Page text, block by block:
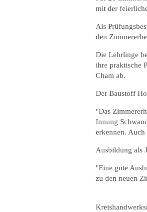
mit der
Als
den
Die Lehrlinge
ihre praktische
Cham ab.
Der Baustoff
"Das
Innung
erkennen.
Ausbildung als
"Eine gute
zu den neuen